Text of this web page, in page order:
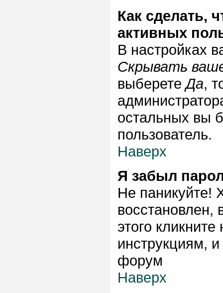
Как сделать,
активных
В настройках
Скрывать
выберетеДа,
остальных вы
пользователь.
Наверх
Я забыл
Не паникуйте!
этого
инструкциям,
форум
Наверх